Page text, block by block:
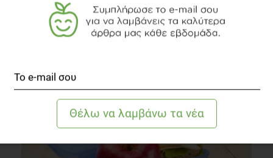
ΜΕΣΟΓΕΙΑΚΗ ΔΙΑΤΡΟΦΗ